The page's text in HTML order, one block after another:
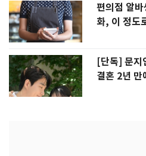
편의점 알
화, 이 정도
[단독] 문지
결혼 2년